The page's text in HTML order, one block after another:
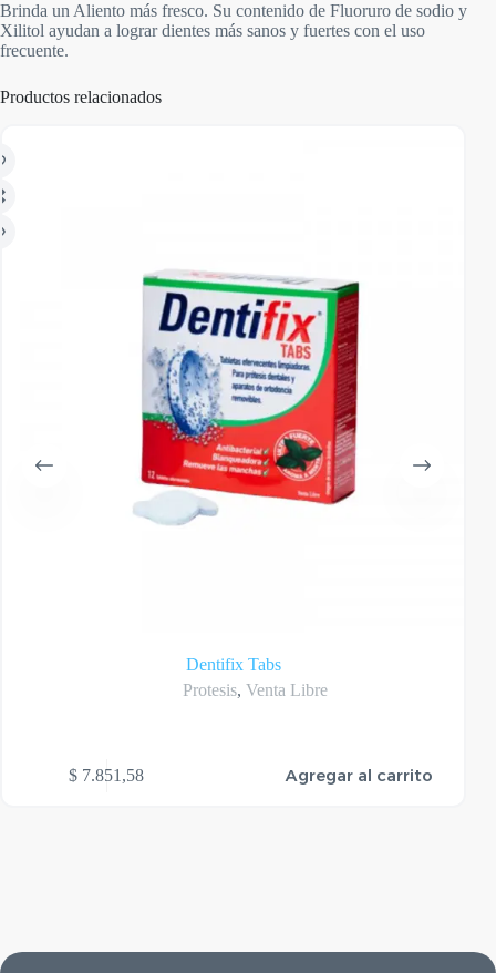
Brinda un Aliento más fresco. Su contenido de Fluoruro de sodio y
Xilitol ayudan a lograr dientes más sanos y fuertes con el uso
frecuente.
Productos relacionados
Dentifix Tabs
Protesis,Venta Libre
$ 7.851,58 Agregar al carrito